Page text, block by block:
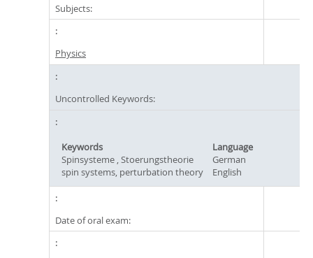
Subjects:
Physics
Uncontrolled Keywords:
Keywords
Language
Spinsysteme , Stoerungstheorie
German
spin systems, perturbation theory
English
Date of oral exam: